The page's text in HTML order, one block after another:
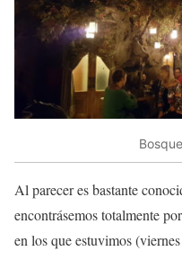
Al parecer es bastante
encontrásemos totalmente
en los que estuvimos